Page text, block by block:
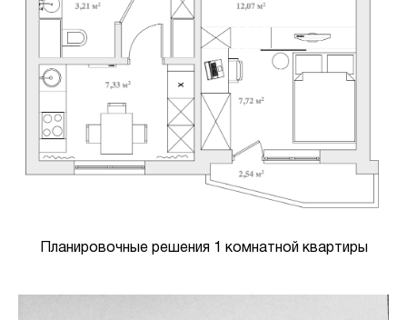
Планировочные решения 1 комнатной квартиры